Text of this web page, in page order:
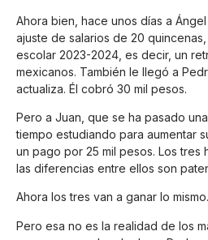
Ahora bien, hace unos días a
ajuste de salarios de 20
escolar 2023-2024, es decir, un
mexicanos. También le llegó a
actualiza. Él cobró 30 mil pesos.
Pero a Juan, que se ha pasado
tiempo estudiando para aumentar
un pago por 25 mil pesos. Los tres
las diferencias entre ellos son
Ahora los tres van a ganar lo mismo.
Pero esa no es la realidad de los